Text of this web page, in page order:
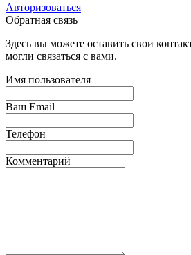
Авторизоваться
Обратная связь
Здесь вы можете оставить свои
могли связаться с вами.
Имя пользователя
Ваш Email
Телефон
Комментарий